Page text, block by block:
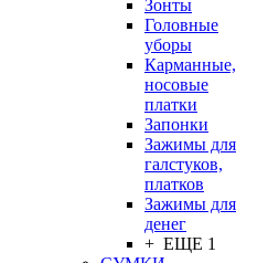
Зонты
Головные
уборы
Карманные,
носовые
платки
Запонки
Зажимы для
галстуков,
платков
Зажимы для
денег
+ ЕЩЕ 1